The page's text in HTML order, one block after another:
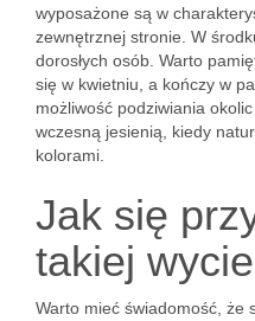
wyposażone są w
zewnętrznej stronie. W
dorosłych osób. Warto
się w kwietniu, a kończy w
możliwość podziwiania
wczesną jesienią, kiedy
kolorami.
Jak się
takiej
Warto mieć świadomość, że